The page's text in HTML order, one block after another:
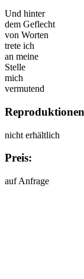
Und hinter
dem Geflecht
von Worten
trete ich
an meine
Stelle
mich
vermutend
nicht erhältlich
Preis:
auf Anfrage